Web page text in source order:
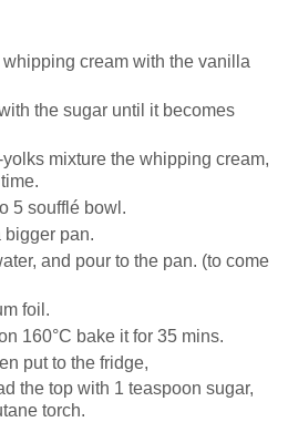
cream with the vanilla
the sugar until it becomes
mixture the whipping cream,
5 soufflé bowl.
bigger pan.
and pour to the pan. (to come
foil.
160°C bake it for 35 mins.
put to the fridge,
the top with 1 teaspoon sugar,
torch.